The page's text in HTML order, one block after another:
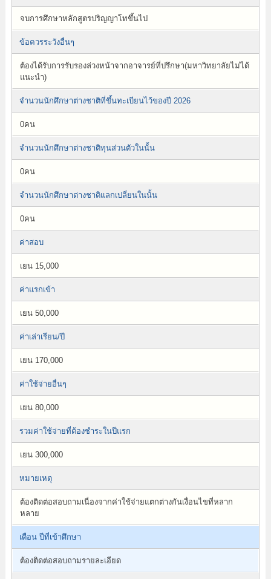
จบการศึกษาหลักสูตรปริญญาโทขึ้นไป
ข้อควรระวังอื่นๆ
ต้องได้รับการรับรองล่วงหน้าจากอาจารย์ที่ปรึกษา(มหาวิทยาลัยไม่ได้
แนะนำ)
จำนวนนักศึกษาต่างชาติที่ขึ้นทะเบียนไว้ของปี 2026
0คน
จำนวนนักศึกษาต่างชาติทุนส่วนตัวในนั้น
0คน
จำนวนนักศึกษาต่างชาติแลกเปลี่ยนในนั้น
0คน
ค่าสอบ
เยน 15,000
ค่าแรกเข้า
เยน 50,000
ค่าเล่าเรียน/ปี
เยน 170,000
ค่าใช้จ่ายอื่นๆ
เยน 80,000
รวมค่าใช้จ่ายที่ต้องชำระในปีแรก
เยน 300,000
หมายเหตุ
ต้องติดต่อสอบถามเนื่องจากค่าใช้จ่ายแตกต่างกันเงื่อนไขที่หลาก
หลาย
เดือน ปีที่เข้าศึกษา
ต้องติดต่อสอบถามรายละเอียด